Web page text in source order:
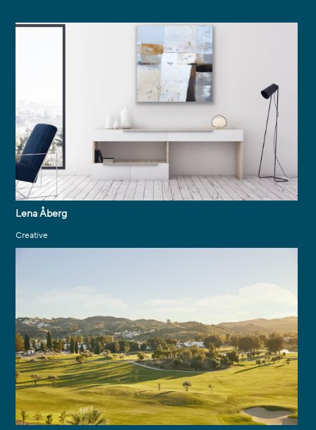
Lena Åberg
Creative